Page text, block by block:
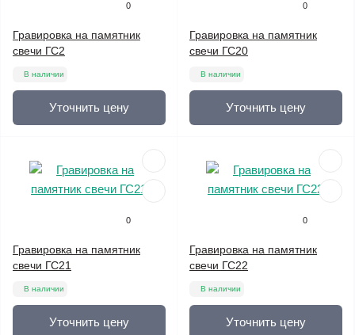
0
Гравировка на памятник
свечи ГС2
В наличии
Уточнить цену
0
Гравировка на памятник
свечи ГС20
В наличии
Уточнить цену
0
Гравировка на памятник
свечи ГС21
В наличии
Уточнить цену
0
Гравировка на памятник
свечи ГС22
В наличии
Уточнить цену